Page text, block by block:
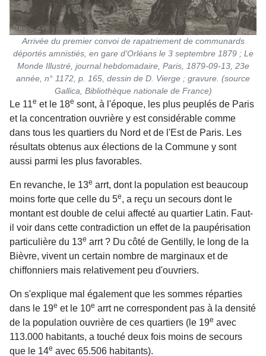
Arrivée du premier convoi de rapatriement de communards
déportés amnistiés, en gare d’Orléans le 3 septembre 1879 ; Le
Monde Illustré, journal hebdomadaire, Paris, 1879-09-13, 23e
année, n° 1172, p. 165, dessin de D. Vierge ; gravure. (source
Gallica, Bibliothèque nationale de France)
Le 11e et le 18e sont, à l'époque, les plus peuplés de Paris
et la concentration ouvrière y est considérable comme
dans tous les quartiers du Nord et de l'Est de Paris. Les
résultats obtenus aux élections de la Commune y sont
aussi parmi les plus favorables.
En revanche, le 13e arrt, dont la population est beaucoup
moins forte que celle du 5e, a reçu un secours dont le
montant est double de celui affecté au quartier Latin. Faut-
il voir dans cette contradiction un effet de la paupérisation
particulière du 13e arrt ? Du côté de Gentilly, le long de la
Bièvre, vivent un certain nombre de marginaux et de
chiffonniers mais relativement peu d'ouvriers.
On s'explique mal également que les sommes réparties
dans le 19e et le 10e arrt ne correspondent pas à la densité
de la population ouvrière de ces quartiers (le 19e avec
113.000 habitants, a touché deux fois moins de secours
que le 14e avec 65.506 habitants).